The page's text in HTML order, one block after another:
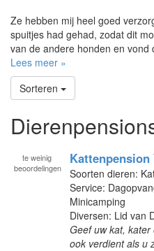
Ze hebben mij heel goed
spuitjes had gehad, zodat dit
van de andere honden en vond
Lees meer »
Sorteren
te weinig
beoordelingen
Soorten dieren:
Service:
Minicamping
Diversen: Lid van
Geef uw kat,
ook verdient als u